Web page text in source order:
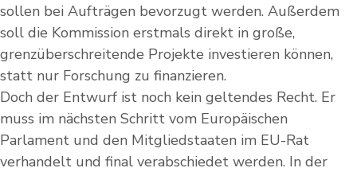
sollen bei Aufträgen bevorzugt werden. Außerdem
soll die Kommission erstmals direkt in große,
grenzüberschreitende Projekte investieren können,
statt nur Forschung zu finanzieren.
Doch der Entwurf ist noch kein geltendes Recht. Er
muss im nächsten Schritt vom Europäischen
Parlament und den Mitgliedstaaten im EU-Rat
verhandelt und final verabschiedet werden. In der